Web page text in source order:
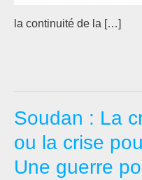
la continuité de la […]
Soudan : La
ou la crise
Une guerre